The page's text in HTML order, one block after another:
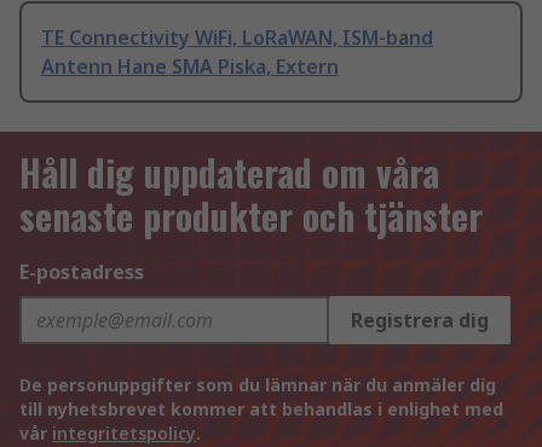
TE Connectivity WiFi, LoRaWAN, ISM-band
Antenn Hane SMA Piska, Extern
Håll dig uppdaterad om våra
senaste produkter och tjänster
E-postadress
Registrera dig
De personuppgifter som du lämnar när du anmäler dig
till nyhetsbrevet kommer att behandlas i enlighet med
vår integritetspolicy.